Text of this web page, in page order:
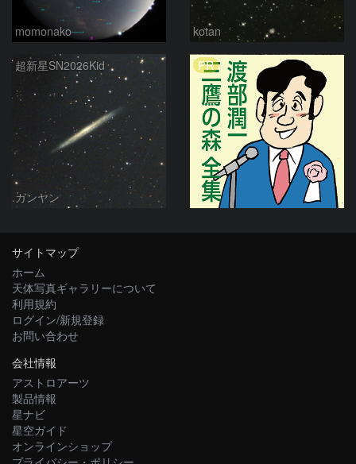
momonako kotan
超新星SN2026Kid
ガンヤン
PR
サイトマップ
ホーム
天体写真ギャラリーについて
利用規約
ログイン/新規登録
お問い合わせ
会社情報
アストロアーツ
製品情報
星ナビ
星空ガイド
オンラインショップ